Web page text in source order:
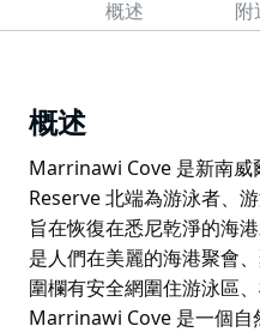
概述 附
概述
Marrinawi Cove 是新南
Reserve 北端為游泳者、
旨在恢復在悉尼乾淨的海
是人們在美麗的海港聚會
圍欄有安全網圍住游泳區
Marrinawi Cove 是一個自